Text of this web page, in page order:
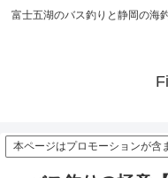
富士五湖のバス釣りと静岡の海
本ページはプロモーションが含